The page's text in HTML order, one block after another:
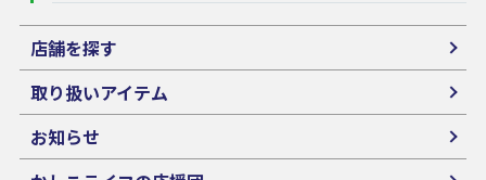
店舗を探す
取り扱いアイテム
お知らせ